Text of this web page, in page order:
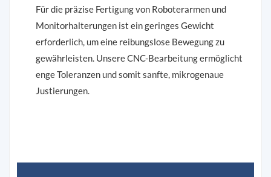
Für die präzise Fertigung von Roboterarmen und
Monitorhalterungen ist ein geringes Gewicht
erforderlich, um eine reibungslose Bewegung zu
gewährleisten. Unsere CNC-Bearbeitung ermöglicht
enge Toleranzen und somit sanfte, mikrogenaue
Justierungen.